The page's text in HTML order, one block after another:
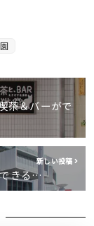
茶＆バーがで
新しい投稿
きる…